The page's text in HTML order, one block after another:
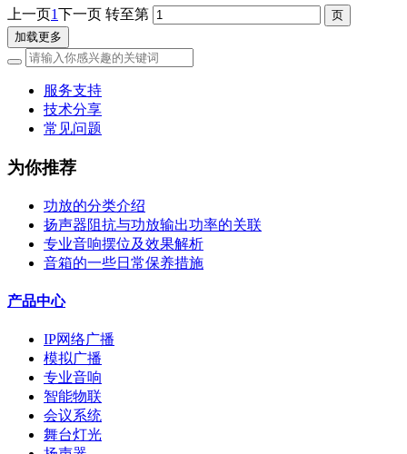
上一页1下一页 转至第
加载更多
服务支持
技术分享
常见问题
为你推荐
功放的分类介绍
扬声器阻抗与功放输出功率的关联
专业音响摆位及效果解析
音箱的一些日常保养措施
产品中心
IP网络广播
模拟广播
专业音响
智能物联
会议系统
舞台灯光